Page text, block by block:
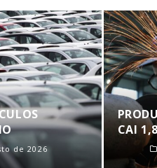
de 2026
CAI